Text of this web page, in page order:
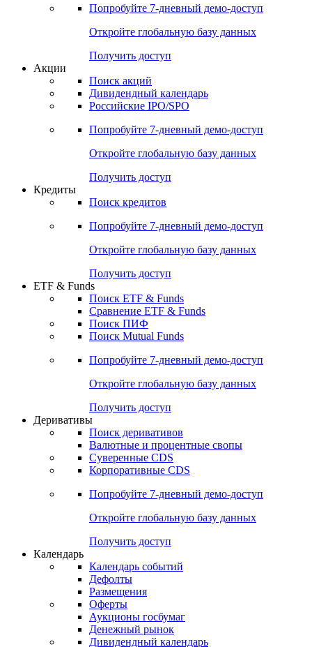
Cbonds Pages
Опросы
Попробуйте7-дневный
Откройте глобальную базу данных
Получить доступ
Поиск акций
Российские IPO/SPO
Попробуйте7-дневный
Откройте глобальную базу данных
Получить доступ
Поиск кредитов
Попробуйте7-дневный
Откройте глобальную базу данных
Получить доступ
ETF & Funds
Сравнение ETF & Funds
Поиск Mutual Funds
Попробуйте7-дневный
Откройте глобальную базу данных
Получить доступ
Деривативы
Валютные и процентные свопы
Корпоративные CDS
Попробуйте7-дневный
Откройте глобальную базу данных
Получить доступ
Календарь
Календарь событий
Дефолты
Размещения